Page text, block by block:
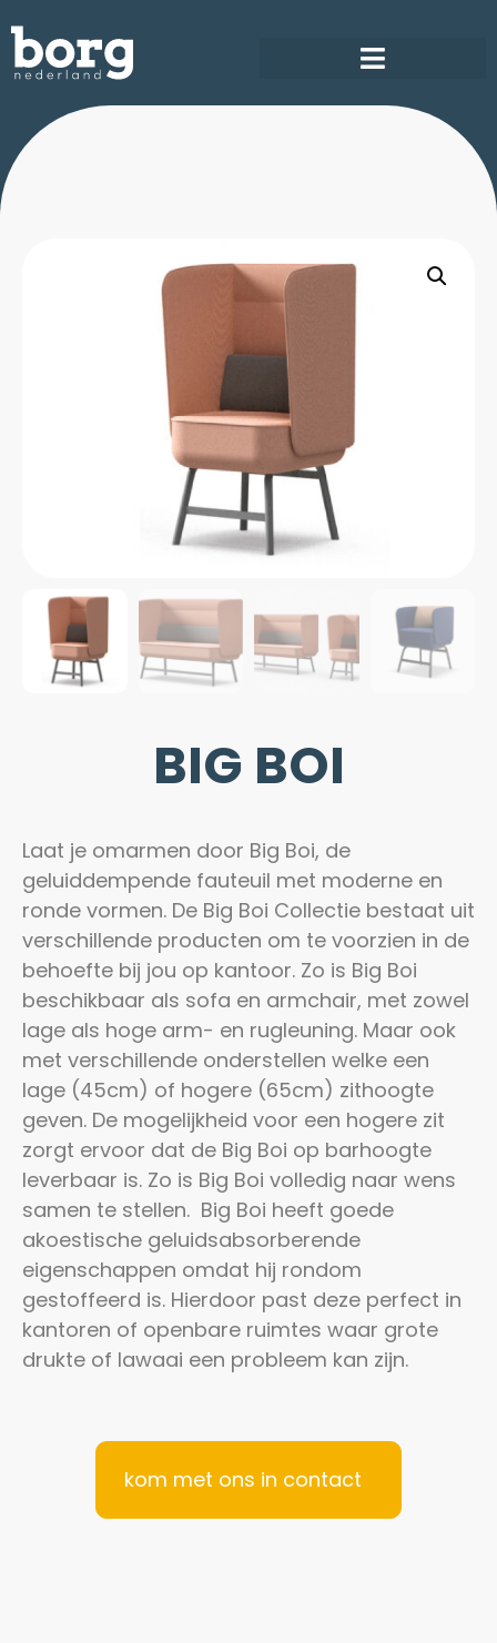
BIG BOI
Laat je omarmen door Big Boi, de
geluiddempende fauteuil met moderne en
ronde vormen. De Big Boi Collectie bestaat uit
verschillende producten om te voorzien in de
behoefte bij jou op kantoor. Zo is Big Boi
beschikbaar als sofa en armchair, met zowel
lage als hoge arm- en rugleuning. Maar ook
met verschillende onderstellen welke een
lage (45cm) of hogere (65cm) zithoogte
geven. De mogelijkheid voor een hogere zit
zorgt ervoor dat de Big Boi op barhoogte
leverbaar is. Zo is Big Boi volledig naar wens
samen te stellen. Big Boi heeft goede
akoestische geluidsabsorberende
eigenschappen omdat hij rondom
gestoffeerd is. Hierdoor past deze perfect in
kantoren of openbare ruimtes waar grote
drukte of lawaai een probleem kan zijn.
kom met ons in contact